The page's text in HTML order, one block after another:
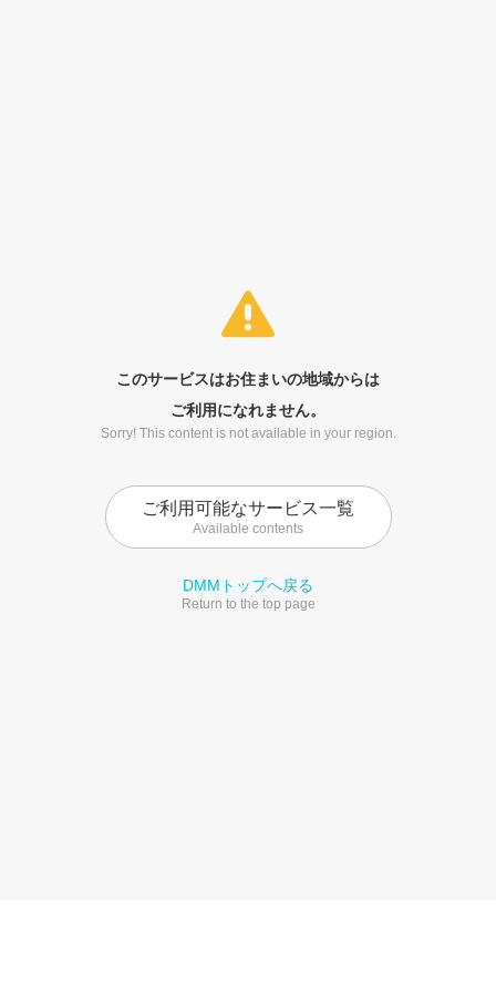
このサービスはお住まいの地域からは
ご利用になれません。
Sorry! This content is not available in your region.
ご利用可能なサービス一覧
Available contents
DMMトップへ戻る
Return to the top page